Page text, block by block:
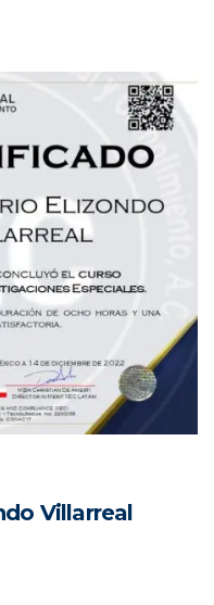
Villarreal